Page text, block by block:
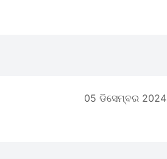
05 ଡିସେମ୍ବର 2024